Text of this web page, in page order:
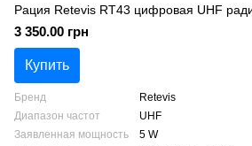
Рация Retevis RT43 цифровая UHF
3 350.00 грн
Купить
Бренд
Retevis
Диапазон частот
UHF
Заявленная мощность
5 W